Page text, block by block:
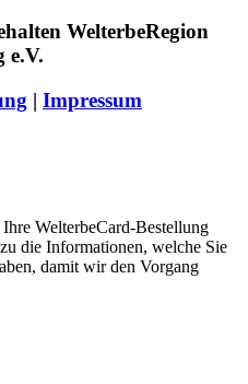
WelterbeRegion
e.V.
| Impressum
WelterbeCard-Bestellung
die Informationen, welche Sie
damit wir den Vorgang